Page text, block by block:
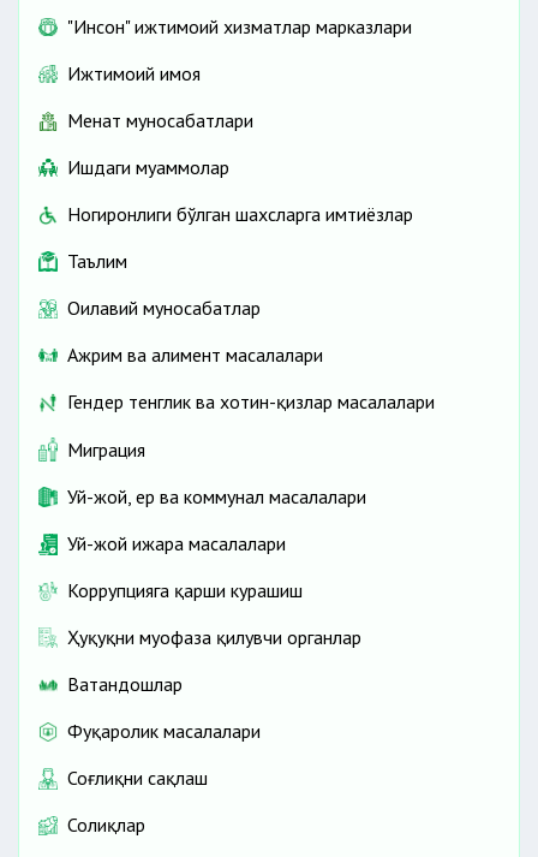
"Инсон" ижтимоий хизматлар марказлари
Ижтимоий ҳимоя
Меҳнат муносабатлари
Ишдаги муаммолар
Ногиронлиги бўлган шахсларга имтиёзлар
Таълим
Оилавий муносабатлар
Ажрим ва алимент масалалари
Гендер тенглик ва хотин-қизлар масалалари
Миграция
Уй-жой, ер ва коммунал масалалари
Уй-жой ижара масалалари
Коррупцияга қарши курашиш
Ҳуқуқни муҳофаза қилувчи органлар
Ватандошлар
Фуқаролик масалалари
Соғлиқни сақлаш
Солиқлар